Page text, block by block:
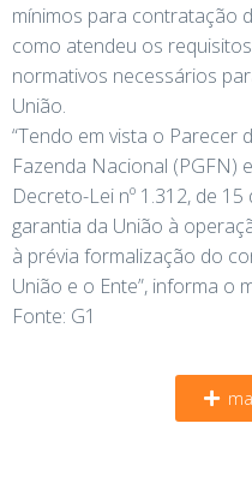
mínimos para contratação
como atendeu os
normativos necessários
União.
“Tendo em vista o Parecer
Fazenda Nacional (PGFN)
Decreto-Lei nº 1.312, de
garantia da União à
à prévia formalização do
União e o Ente”, informa o
Fonte: G1